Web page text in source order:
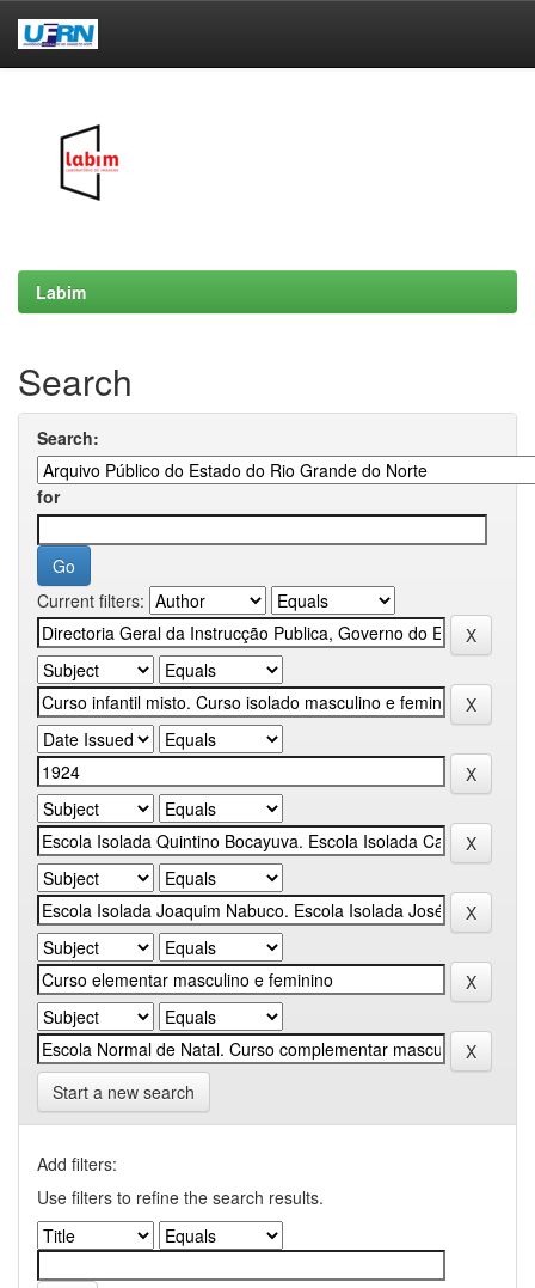
Labim
Search
Search:
for
Current filters:
Start a new search
Add filters:
Use filters to refine the search results.